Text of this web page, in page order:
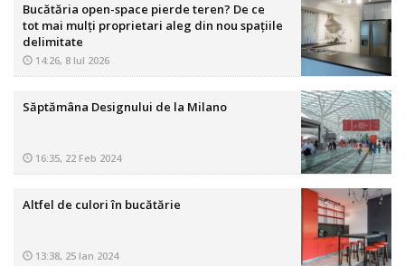
Bucătăria open-space pierde teren? De ce
tot mai mulți proprietari aleg din nou spațiile
delimitate
14:26, 8 Iul 2026
Săptămâna Designului de la Milano
16:35, 22 Feb 2024
Altfel de culori în bucătărie
13:38, 25 Ian 2024